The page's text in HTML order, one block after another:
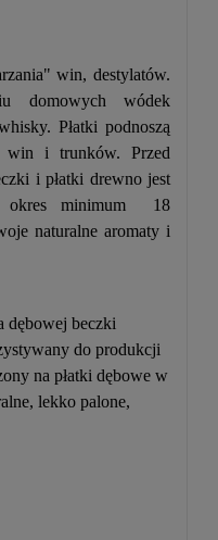
win, destylatów.
domowych wódek
Płatki podnoszą
win i trunków. Przed
i płatki drewno jest
okres minimum 18
naturalne aromaty i
dębowej beczki
do produkcji
na płatki dębowe w
lekko palone,